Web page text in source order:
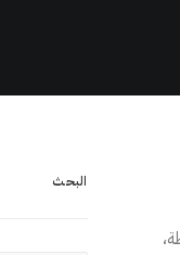
البحث